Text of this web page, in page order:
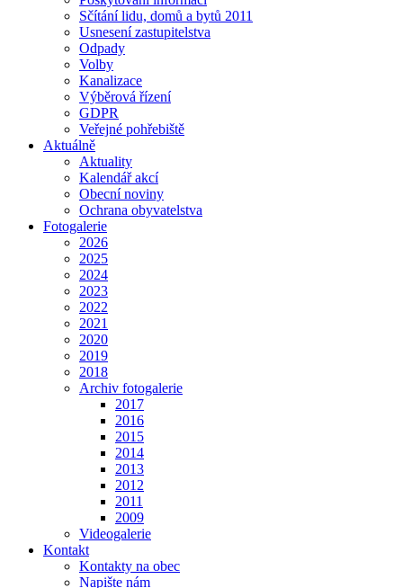
Sčítání lidu, domů a bytů 2011
Usnesení zastupitelstva
Odpady
Volby
Kanalizace
Výběrová řízení
GDPR
Veřejné pohřebiště
Aktuálně
Aktuality
Kalendář akcí
Obecní noviny
Ochrana obyvatelstva
Fotogalerie
2026
2025
2024
2023
2022
2021
2020
2019
2018
Archiv fotogalerie
2017
2016
2015
2014
2013
2012
2011
2009
Videogalerie
Kontakt
Kontakty na obec
Napište nám